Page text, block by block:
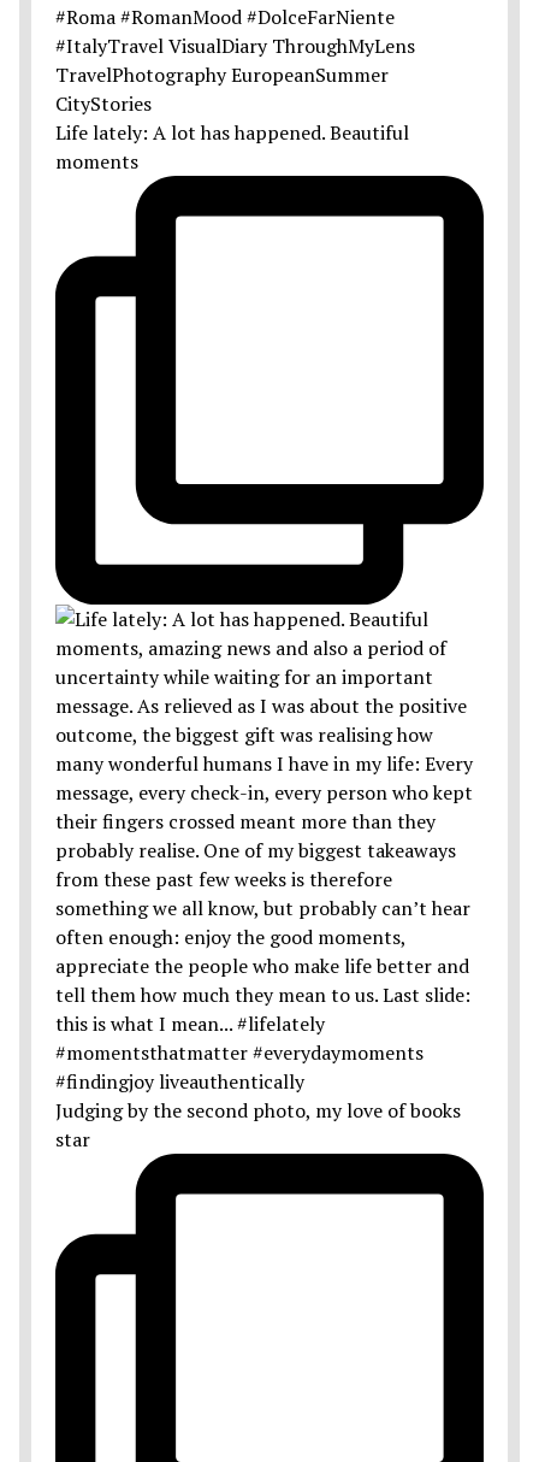
Life lately: A lot has happened. Beautiful
moments
Judging by the second photo, my love of books
star